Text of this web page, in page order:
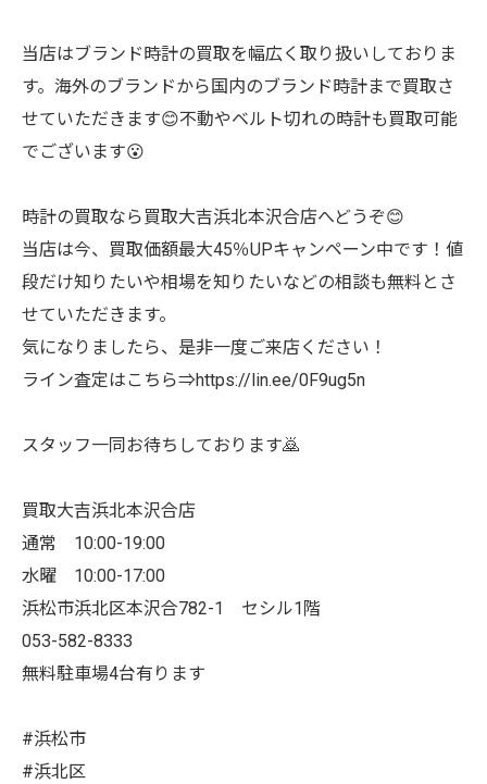
当店はブランド時計の買取を幅広く取り扱いしておりま
す。海外のブランドから国内のブランド時計まで買取さ
せていただきます😊不動やベルト切れの時計も買取可能
でございます😮
時計の買取なら買取大吉浜北本沢合店へどうぞ😊
当店は今、買取価額最大45％UPキャンペーン中です！値
段だけ知りたいや相場を知りたいなどの相談も無料とさ
せていただきます。
気になりましたら、是非一度ご来店ください！
ライン査定はこちら⇒https://lin.ee/0F9ug5n
スタッフ一同お待ちしております🙇
買取大吉浜北本沢合店
通常 10:00-19:00
水曜 10:00-17:00
浜松市浜北区本沢合782-1 セシル1階
053-582-8333
無料駐車場4台有ります
#浜松市
#浜北区